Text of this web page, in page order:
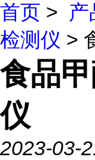
首页 > 产
检测仪 >
食品
仪
2023-03-